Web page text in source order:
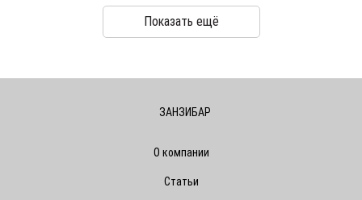
Показать ещё
ЗАНЗИБАР
О компании
Статьи